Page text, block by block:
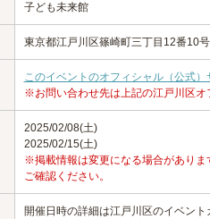
子ども未来館
東京都江戸川区篠崎町三丁目12番10号
このイベントのオフィシャル（公式）
※お問い合わせ先は上記の江戸川区オ
2025/02/08(土)
2025/02/15(土)
※掲載情報は変更になる場合があり
ご確認ください。
開催日時の詳細は江戸川区のイベン